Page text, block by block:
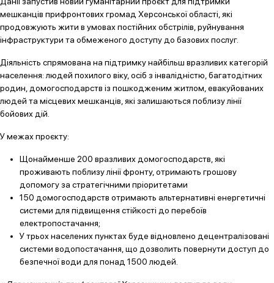
мешканців прифронтових громад Херсонської області, які
продовжують жити в умовах постійних обстрілів, руйнування
інфраструктури та обмеженого доступу до базових послуг.
Діяльність спрямована на підтримку найбільш вразливих категорій
населення: людей похилого віку, осіб з інвалідністю, багатодітних
родин, домогосподарств із пошкодженим житлом, евакуйованих
людей та місцевих мешканців, які залишаються поблизу лінії
бойових дій.
У межах проєкту:
Щонайменше 200 вразливих домогосподарств, які
проживають поблизу лінії фронту, отримають грошову
допомогу за стратегічними пріоритетами
150 домогосподарств отримають альтернативні енергетичні
системи для підвищення стійкості до перебоїв
електропостачання;
У трьох населених пунктах буде відновлено децентралізовані
системи водопостачання, що дозволить повернути доступ до
безпечної води для понад 1500 людей.